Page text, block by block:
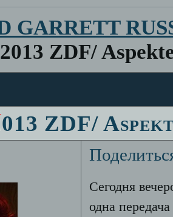
GARRETT
ZDF/
ZDF/
Сегодня
одна